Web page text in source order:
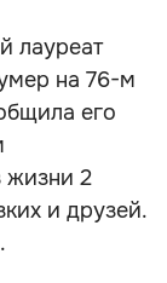
лауреат
на 76-м
его
жизни 2
и друзей.